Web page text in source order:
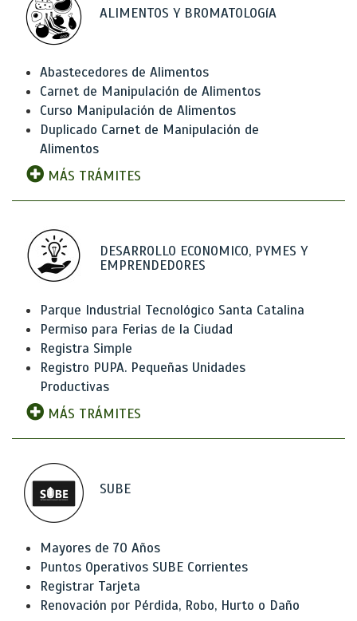
ALIMENTOS Y BROMATOLOGíA
Abastecedores de Alimentos
Carnet de Manipulación de Alimentos
Curso Manipulación de Alimentos
Duplicado Carnet de Manipulación de
Alimentos
MÁS TRÁMITES
DESARROLLO ECONOMICO, PYMES Y
EMPRENDEDORES
Parque Industrial Tecnológico Santa Catalina
Permiso para Ferias de la Ciudad
Registra Simple
Registro PUPA. Pequeñas Unidades
Productivas
MÁS TRÁMITES
SUBE
Mayores de 70 Años
Puntos Operativos SUBE Corrientes
Registrar Tarjeta
Renovación por Pérdida, Robo, Hurto o Daño